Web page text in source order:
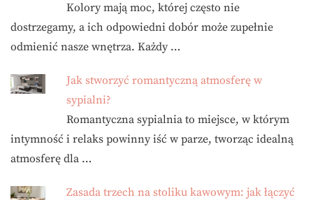
Kolory mają moc, której często nie
dostrzegamy, a ich odpowiedni dobór może zupełnie
odmienić nasze wnętrza. Każdy …
Jak stworzyć romantyczną atmosferę w
sypialni?
Romantyczna sypialnia to miejsce, w którym
intymność i relaks powinny iść w parze, tworząc idealną
atmosferę dla …
Zasada trzech na stoliku kawowym: jak łączyć